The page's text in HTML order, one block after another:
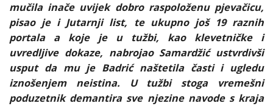
mučila inače uvijek dobro raspoloženu pjevačicu,
pisao je i Jutarnji list, te ukupno još 19 raznih
portala a koje je u tužbi, kao klevetničke i
uvredljive dokaze, nabrojao Samardžić ustvrdivši
usput da mu je Badrić naštetila časti i ugledu
iznošenjem neistina. U tužbi stoga vremešni
poduzetnik demantira sve njezine navode s kraja